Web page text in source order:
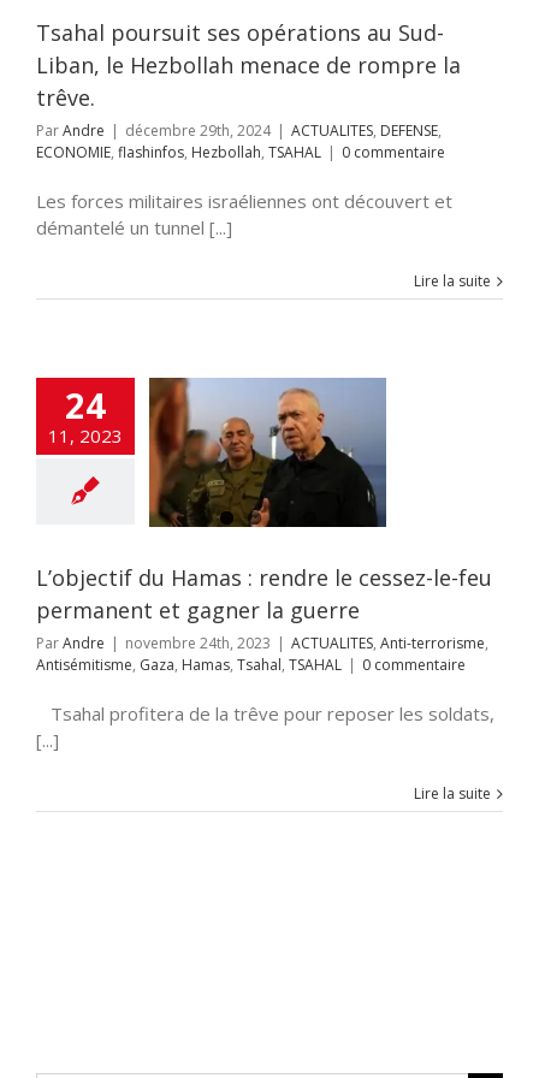
TSAHAL
Tsahal poursuit ses opérations au Sud-
Liban, le Hezbollah menace de rompre la
trêve.
ParAndre | décembre 29th, 2024 | ACTUALITES, DEFENSE,
ECONOMIE, flashinfos, Hezbollah, TSAHAL | 0 commentaire
Les forces militaires israéliennes ont découvert et
démantelé un tunnel [...]
Lire la suite
24
11, 2023
du Hamas :
cessez-le-feu
et gagner
Anti-
L’objectif du Hamas : rendre le cessez-le-feu
permanent et gagner la guerre
ParAndre | novembre 24th, 2023 | ACTUALITES, Anti-terrorisme,
Antisémitisme, Gaza, Hamas, Tsahal, TSAHAL | 0 commentaire
Tsahal profitera de la trêve pour reposer les soldats,
[...]
Lire la suite